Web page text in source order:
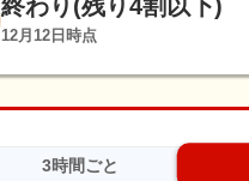
終わり(残り4割以下)
12月12日時点
3時間ごと